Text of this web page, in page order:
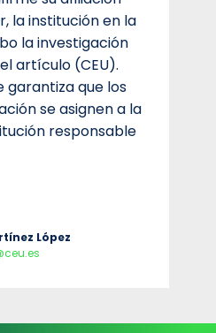
la institución en la
la investigación
artículo (CEU).
garantiza que los
se asignen a la
responsable
López